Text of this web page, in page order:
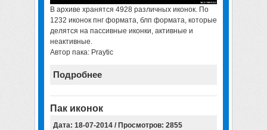
В архиве хранятся 4928 различных иконок. По
1232 иконок пнг формата, блп формата, которые
делятся на пассивные иконки, активные и
неактивные.
Автор пака: Praytic
Подробнее
Пак иконок
Дата: 18-07-2014 / Просмотров: 2855